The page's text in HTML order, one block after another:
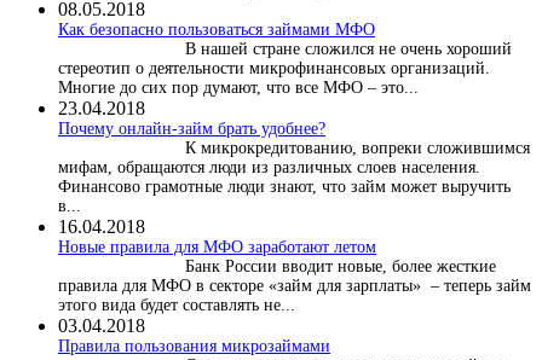
08.05.2018
Как безопасно пользоваться займами МФО
В нашей стране сложился не очень хороший
стереотип о деятельности микрофинансовых организаций.
Многие до сих пор думают, что все МФО – это...
23.04.2018
Почему онлайн-займ брать удобнее?
К микрокредитованию, вопреки сложившимся
мифам, обращаются люди из различных слоев населения.
Финансово грамотные люди знают, что займ может выручить
в...
16.04.2018
Новые правила для МФО заработают летом
Банк России вводит новые, более жесткие
правила для МФО в секторе «займ для зарплаты» – теперь займ
этого вида будет составлять не...
03.04.2018
​Правила пользования микрозаймами